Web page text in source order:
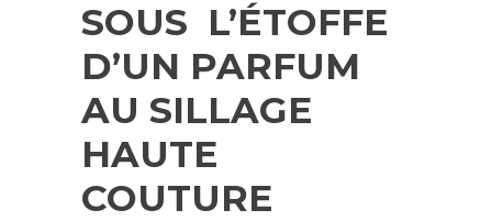
SOUS L’ÉTOFFE
D’UN PARFUM
AU SILLAGE
HAUTE
COUTURE